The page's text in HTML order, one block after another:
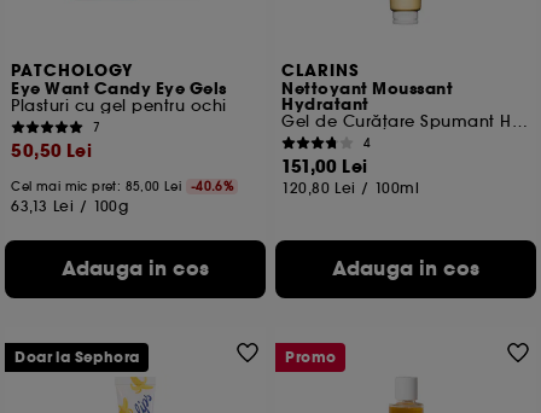
PATCHOLOGY
Eye Want Candy Eye Gels
Plasturi cu gel pentru ochi
7
50,50 Lei
Cel mai mic pret: 85,00 Lei -40.6%
63,13 Lei / 100g
Adauga in cos
CLARINS
Nettoyant Moussant
Hydratant
Gel de Curățare Spumant Hidratant
4
151,00 Lei
120,80 Lei / 100ml
Adauga in cos
Doar la Sephora Promo